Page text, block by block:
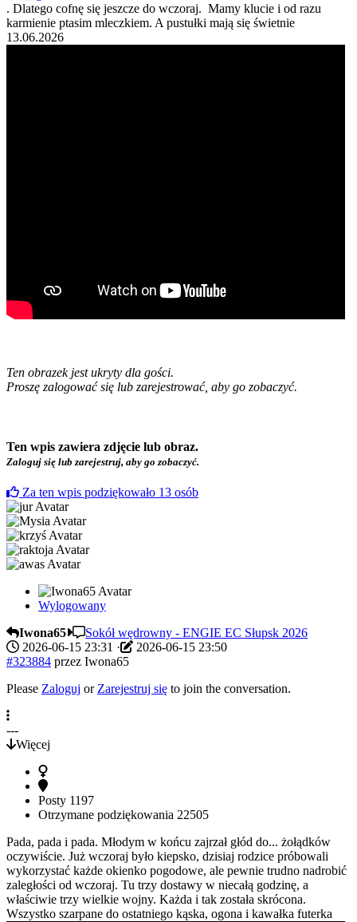
. Dlatego cofnę się jeszcze do wczoraj. Mamy klucie i od razu
karmienie ptasim mleczkiem. A pustułki mają się świetnie
13.06.2026
Ten obrazek jest ukryty dla gości.
Proszę zalogować się lub zarejestrować, aby go zobaczyć.
Ten wpis zawiera zdjęcie lub obraz.
Zaloguj się lub zarejestruj, aby go zobaczyć.
Za ten wpis podziękowało 13 osób
Wylogowany
Iwona65
Sokół wędrowny - ENGIE EC Słupsk 2026
2026-06-15 23:31 ·
2026-06-15 23:50
#323884 przez Iwona65
Please Zaloguj or Zarejestruj się to join the conversation.
---
Więcej
Posty 1197
Otrzymane podziękowania 22505
Pada, pada i pada. Młodym w końcu zajrzał głód do... żołądków
oczywiście. Już wczoraj było kiepsko, dzisiaj rodzice próbowali
wykorzystać każde okienko pogodowe, ale pewnie trudno nadrobić
zaległości od wczoraj. Tu trzy dostawy w niecałą godzinę, a
właściwie trzy wielkie wojny. Każda i tak została skrócona.
Wszystko szarpane do ostatniego kąska, ogona i kawałka futerka